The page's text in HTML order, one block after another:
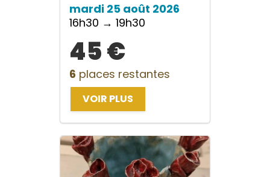
mardi 25 août 2026
16h30 → 19h30
45 €
6 places restantes
VOIR PLUS